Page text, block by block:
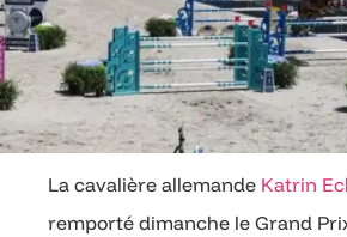
La cavalière allemande Katrin
remporté dimanche le Grand